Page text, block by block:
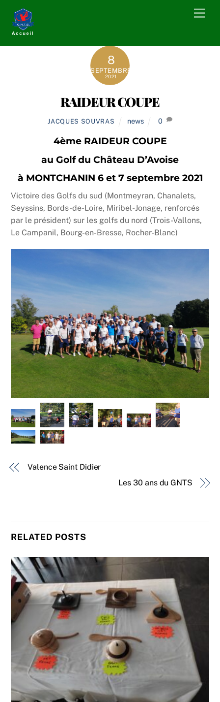
content
8
SEPTEMBRE
2021
RAIDEUR COUPE
JACQUES SOUVRAS news 0
4ème RAIDEUR COUPE
au Golf du Château D’Avoise
à MONTCHANIN 6 et 7 septembre 2021
Victoire des Golfs du sud (Montmeyran, Chanalets,
Seyssins, Bords-de-Loire, Miribel-Jonage, renforcés
par le président) sur les golfs du nord (Trois-Vallons,
Le Campanil, Bourg-en-Bresse, Rocher-Blanc)
Valence Saint Didier
Les 30 ans du GNTS
RELATED POSTS